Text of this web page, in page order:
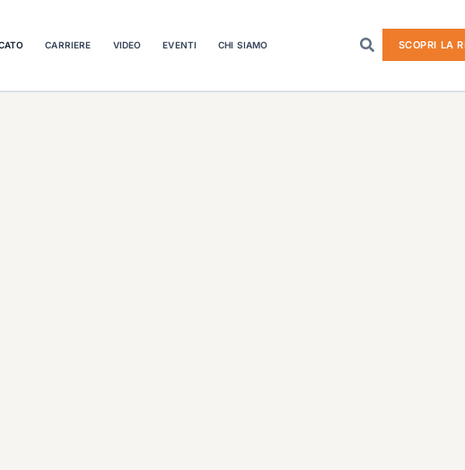
CARRIERE VIDEO EVENTI CHI SIAMO SCOPRI LA